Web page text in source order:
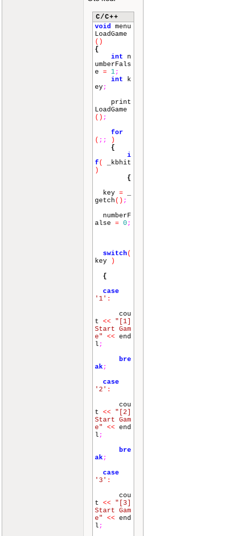
C/C++
void menu
LoadGame
()
{
int n
umberFals
e = 1;
int k
ey;
print
LoadGame
() ;
for
( ; ;
)
{
i
f (
_kbhit
)
{
key =
getch () ;
numberF
alse = 0 ;
switch (
key
)
{
case
'1' :
cou
t <<
"[1]
Start Gam
e"
<< end
l ;
bre
ak;
case
'2' :
cou
t <<
"[2]
Start Gam
e"
<< end
l ;
bre
ak;
case
'3' :
cou
t <<
"[3]
Start Gam
e"
<< end
l ;